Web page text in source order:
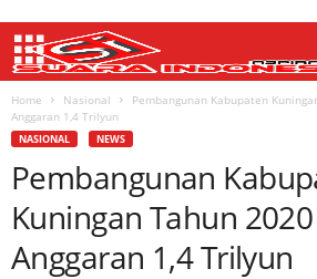
Home Nasional
Pembangunan Kabupaten
Anggaran 1,4 Trilyun
NASIONAL NEWS
Pembangunan
Kuningan Tahun
Anggaran 1,4 Trilyun